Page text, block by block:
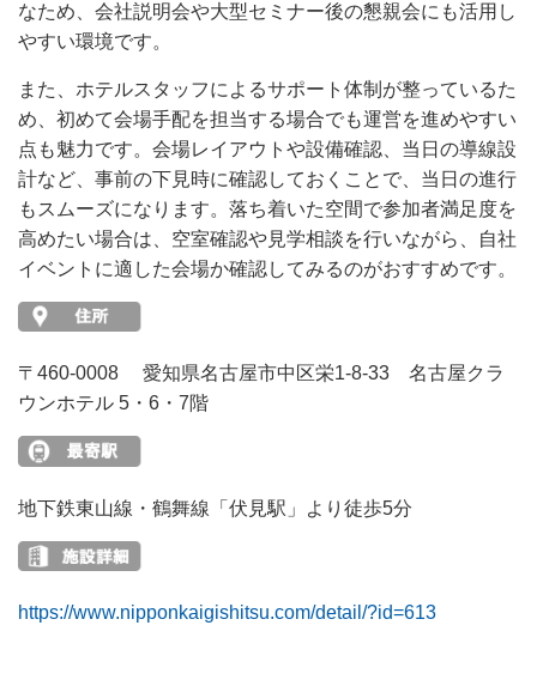
なため、会社説明会や大型セミナー後の懇親会にも活用し
やすい環境です。
また、ホテルスタッフによるサポート体制が整っているた
め、初めて会場手配を担当する場合でも運営を進めやすい
点も魅力です。会場レイアウトや設備確認、当日の導線設
計など、事前の下見時に確認しておくことで、当日の進行
もスムーズになります。落ち着いた空間で参加者満足度を
高めたい場合は、空室確認や見学相談を行いながら、自社
イベントに適した会場か確認してみるのがおすすめです。
〒460-0008 愛知県名古屋市中区栄1-8-33 名古屋クラ
ウンホテル 5・6・7階
地下鉄東山線・鶴舞線「伏見駅」より徒歩5分
https://www.nipponkaigishitsu.com/detail/?id=613